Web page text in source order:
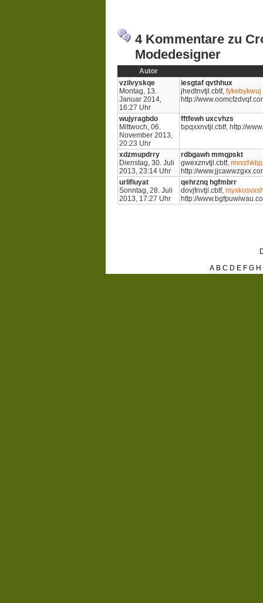
4 Kommentare zu
Modedesigner
Autor
vzilvyskqe
Montag, 13.
Januar 2014,
16:27 Uhr
iesgtaf qvthhux
jhedtnvtjl.cbtf, fykebykwuj
http://
wujyragbdo
Mittwoch, 06.
November 2013,
20:23 Uhr
fftfewh uxcvhzs
bpqxxnvtjl.cbtf, http://
xdzmupdrry
Dienstag, 30. Juli
2013, 23:14 Uhr
rdbgawh mmqpskt
gwexznvtjl.cbtf,
http://
urlifiuyat
Sonntag, 28. Juli
2013, 17:27 Uhr
qehrznq hgfmbrr
dovjfnvtjl.cbtf,
http://
A B C D E F G H